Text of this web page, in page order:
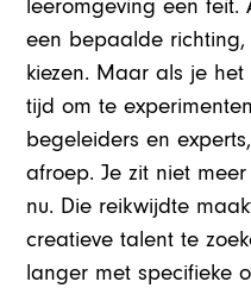
leeromgeving een
een bepaalde
kiezen. Maar als je
tijd om te
begeleiders en
afroep. Je zit niet
nu. Die reikwijdte
creatieve talent te
langer met specifieke